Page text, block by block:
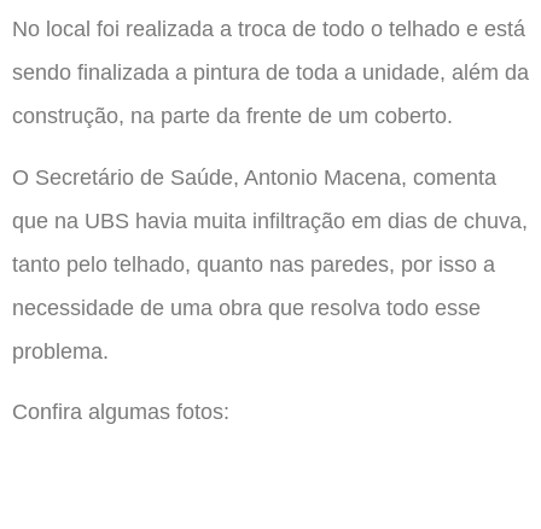
No local foi realizada a troca de todo o telhado e está
sendo finalizada a pintura de toda a unidade, além da
construção, na parte da frente de um coberto.
O Secretário de Saúde, Antonio Macena, comenta
que na UBS havia muita infiltração em dias de chuva,
tanto pelo telhado, quanto nas paredes, por isso a
necessidade de uma obra que resolva todo esse
problema.
Confira algumas fotos: